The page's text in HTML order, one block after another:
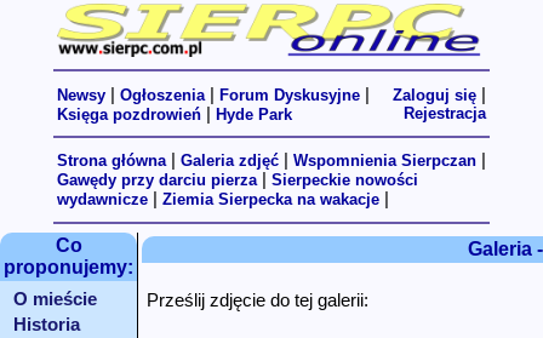
Newsy Ogłoszenia Forum Dyskusyjne
Księga pozdrowień Hyde Park
Zaloguj się
Rejestracja
Strona główna| Galeria zdjęć Wspomnienia Sierpczan
Gawędy przy darciu pierza| Sierpeckie nowości
wydawnicze
Ziemia Sierpecka na wakacje
Co
proponujemy:
O mieście
Historia
Galeria
Prześlij zdjęcie do tej galerii: